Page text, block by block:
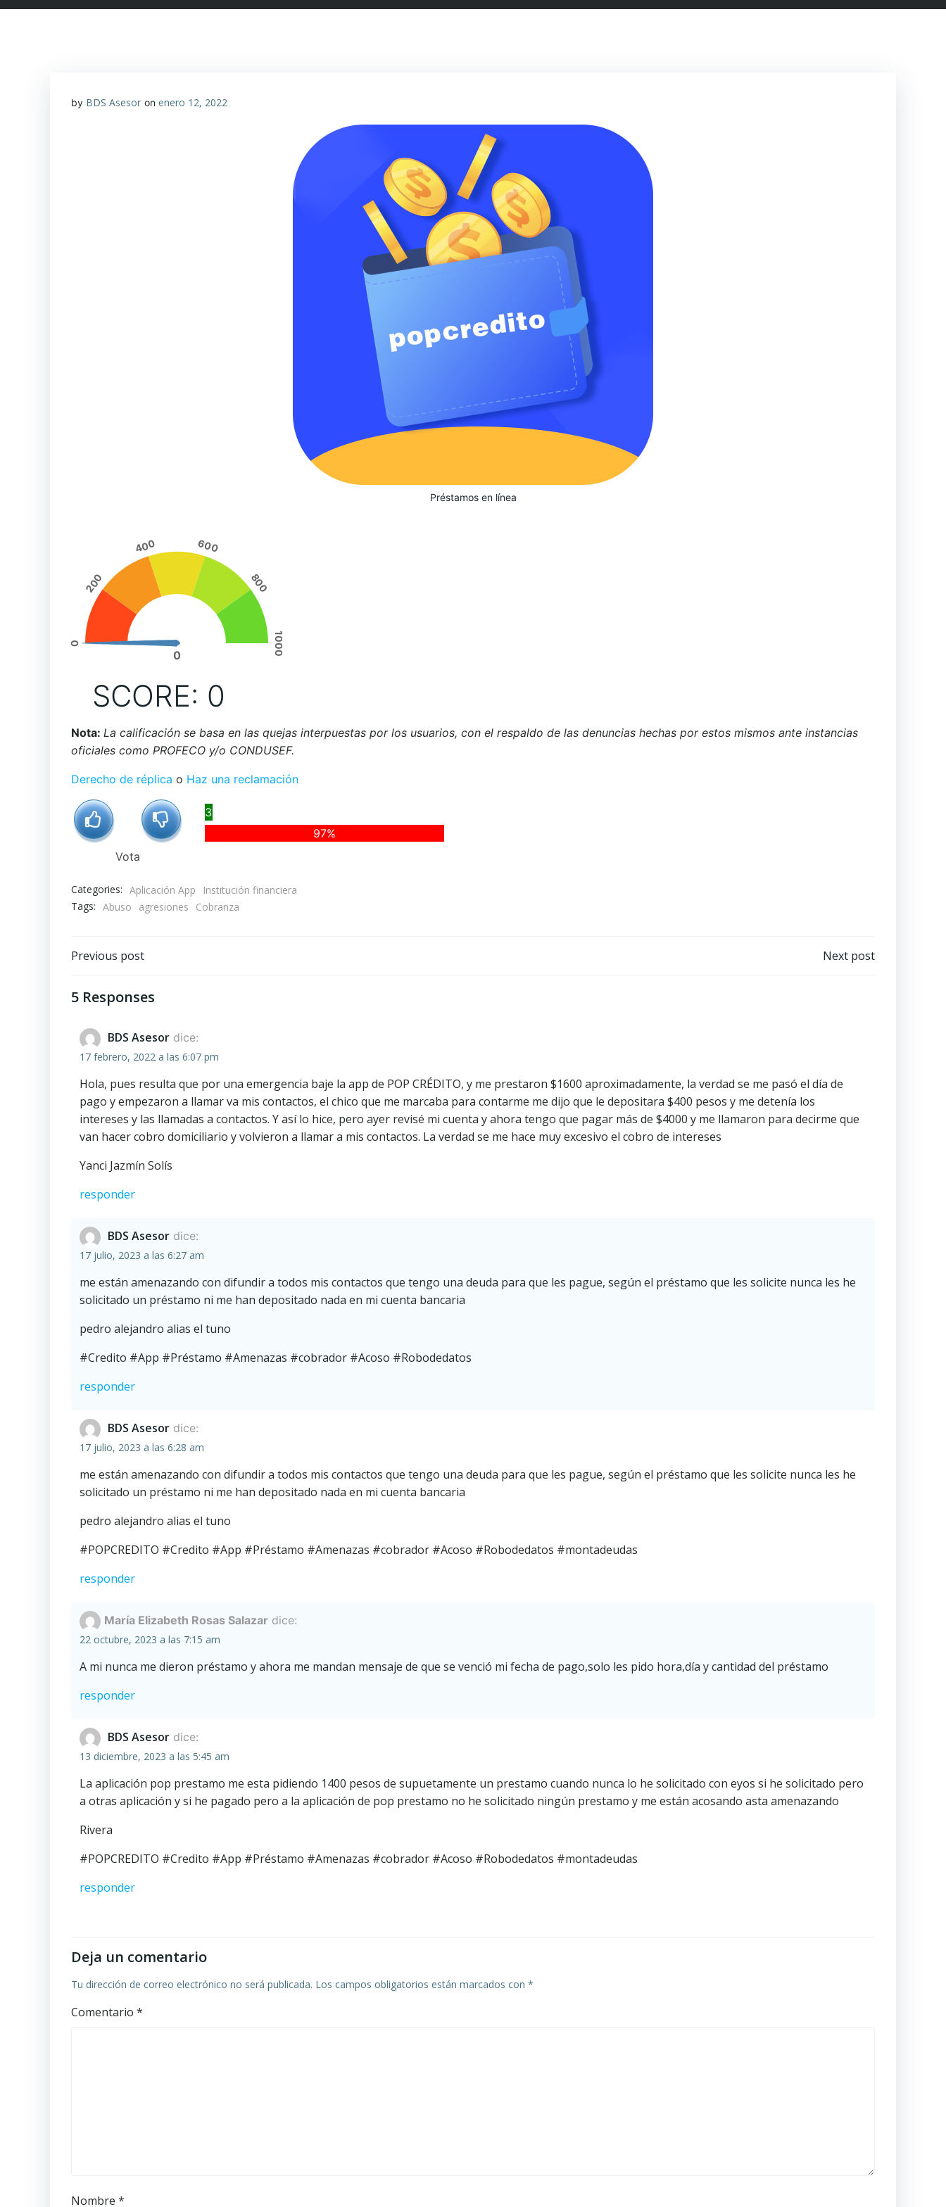
by BDS Asesor on enero 12, 2022
Préstamos en línea
0
200
400 600
800
1000
0
SCORE: 0
Nota: La calificación se basa en las quejas interpuestas por los usuarios, con el respaldo de las denuncias hechas por estos mismos ante instancias
oficiales como PROFECO y/o CONDUSEF.
Derecho de réplica o Haz una reclamación
Vota
3%
97%
Categories: Aplicación App
Institución financiera
Tags: Abuso agresiones Cobranza
Navegación
de
entradas
Previous post Next post
5 Responses
BDS Asesor dice:
17 febrero, 2022 a las 6:07 pm
Hola, pues resulta que por una emergencia baje la app de POP CRÉDITO, y me prestaron $1600 aproximadamente, la verdad se me pasó el día de
pago y empezaron a llamar va mis contactos, el chico que me marcaba para contarme me dijo que le depositara $400 pesos y me detenía los
intereses y las llamadas a contactos. Y así lo hice, pero ayer revisé mi cuenta y ahora tengo que pagar más de $4000 y me llamaron para decirme que
van hacer cobro domiciliario y volvieron a llamar a mis contactos. La verdad se me hace muy excesivo el cobro de intereses
Yanci Jazmín Solís
responder
BDS Asesor dice:
17 julio, 2023 a las 6:27 am
me están amenazando con difundir a todos mis contactos que tengo una deuda para que les pague, según el préstamo que les solicite nunca les he
solicitado un préstamo ni me han depositado nada en mi cuenta bancaria
pedro alejandro alias el tuno
#Credito #App #Préstamo #Amenazas #cobrador #Acoso #Robodedatos
responder
BDS Asesor dice:
17 julio, 2023 a las 6:28 am
me están amenazando con difundir a todos mis contactos que tengo una deuda para que les pague, según el préstamo que les solicite nunca les he
solicitado un préstamo ni me han depositado nada en mi cuenta bancaria
pedro alejandro alias el tuno
#POPCREDITO #Credito #App #Préstamo #Amenazas #cobrador #Acoso #Robodedatos #montadeudas
responder
María Elizabeth Rosas Salazar dice:
22 octubre, 2023 a las 7:15 am
A mi nunca me dieron préstamo y ahora me mandan mensaje de que se venció mi fecha de pago,solo les pido hora,día y cantidad del préstamo
responder
BDS Asesor dice:
13 diciembre, 2023 a las 5:45 am
La aplicación pop prestamo me esta pidiendo 1400 pesos de supuetamente un prestamo cuando nunca lo he solicitado con eyos si he solicitado pero
a otras aplicación y si he pagado pero a la aplicación de pop prestamo no he solicitado ningún prestamo y me están acosando asta amenazando
Rivera
#POPCREDITO #Credito #App #Préstamo #Amenazas #cobrador #Acoso #Robodedatos #montadeudas
responder
Deja un comentario
Tu dirección de correo electrónico no será publicada. Los campos obligatorios están marcados con *
Comentario *
Nombre *